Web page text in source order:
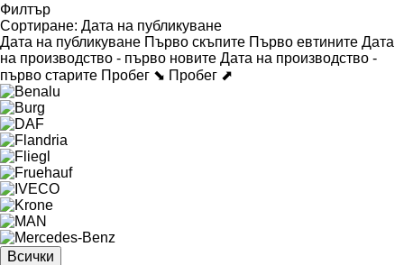
Филтър
Сортиране: Дата на публикуване
Дата на публикуване Първо скъпите Първо евтините Дата
на производство - първо новите Дата на производство -
първо старите Пробег ⬊ Пробег ⬈
Всички